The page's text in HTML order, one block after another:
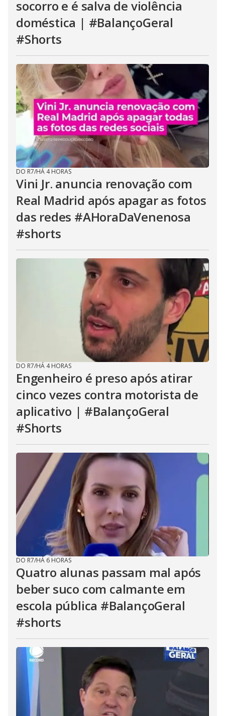
socorro e é salva de violência
doméstica | #BalançoGeral
#Shorts
DO R7/HÁ 4 HORAS
Vini Jr. anuncia renovação com
Real Madrid após apagar as fotos
das redes #AHoraDaVenenosa
#shorts
DO R7/HÁ 4 HORAS
Engenheiro é preso após atirar
cinco vezes contra motorista de
aplicativo | #BalançoGeral
#Shorts
DO R7/HÁ 6 HORAS
Quatro alunas passam mal após
beber suco com calmante em
escola pública #BalançoGeral
#shorts